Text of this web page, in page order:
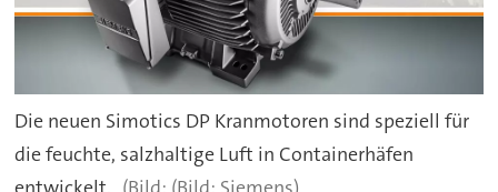
Die neuen Simotics DP Kranmotoren sind speziell für
die feuchte, salzhaltige Luft in Containerhäfen